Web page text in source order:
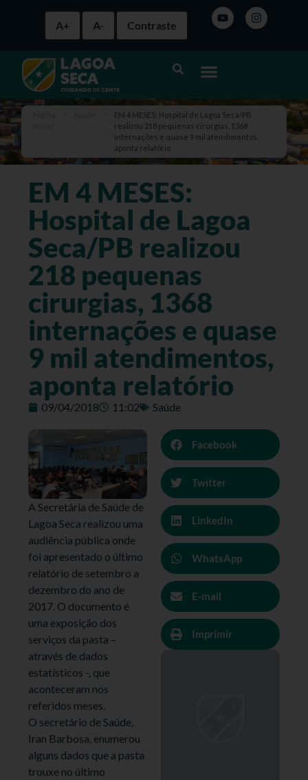
A+ A- Contraste
EM 4 MESES: Hospital de Lagoa Seca/PB
realizou 218 pequenas cirurgias, 1368
internações e quase 9 mil atendimentos,
aponta relatório
EM 4 MESES:
Hospital de Lagoa
Seca/PB realizou
218 pequenas
cirurgias, 1368
internações e quase
9 mil atendimentos,
aponta relatório
09/04/2018 11:02 Saúde
A Secretária de Saúde de
Lagoa Seca realizou uma
audiência pública onde
foi apresentado o último
relatório de setembro a
dezembro do ano de
2017. O documento é
uma exposição dos
serviços da pasta –
através de dados
estatísticos -, que
aconteceram nos
referidos meses.
O secretário de Saúde,
Iran Barbosa, enumerou
alguns dados que a pasta
trouxe no último
Facebook
Twitter
LinkedIn
WhatsApp
E-mail
Imprimir